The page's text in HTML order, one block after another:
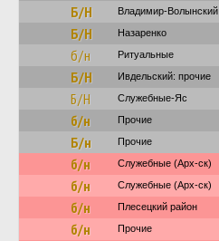
Б/Н Владимир-Волынский
Б/Н Назаренко
б/н Ритуальные
Б/Н Ивдельский: прочие
Б/Н Служебные-Яс
б/н Прочие
Б/н Прочие
б/н Служебные (Арх-ск)
б/н Служебные (Арх-ск)
б/н Плесецкий район
б/н Прочие